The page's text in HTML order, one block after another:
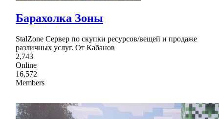
Барахолка Зоны
StalZone Сервер по скупки ресурcов/вещей и продаже
различных услуг. От Кабанов
2,743
Online
16,572
Members